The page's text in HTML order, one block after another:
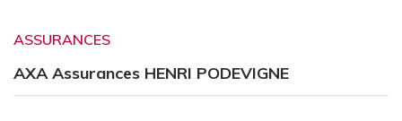
ASSURANCES
AXA Assurances HENRI PODEVIGNE